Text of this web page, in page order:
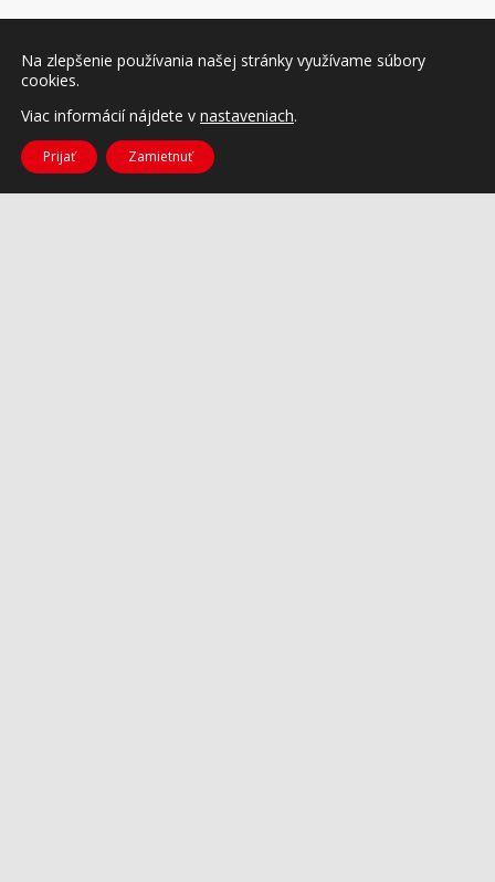
Na zlepšenie používania našej stránky využívame súbory
cookies.
Viac informácií nájdete v nastaveniach.
Prijať Zamietnuť